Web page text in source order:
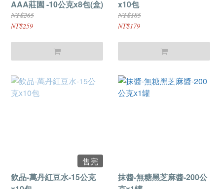
AAA莊園 -10公克x8包(盒)
NT$265
NT$259
x10包
NT$185
NT$179
售完
飲品-萬丹紅豆水-15公克
抹醬-無糖黑芝麻醬-200公